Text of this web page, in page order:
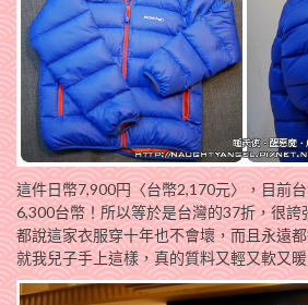
這件日幣7,900円〈台幣2,170元〉，目前
6,300台幣！所以等於是台灣的37折，很誇
都說這家衣服穿十年也不會壞，而且永遠
就我兒子手上這樣，真的質料又輕又軟又